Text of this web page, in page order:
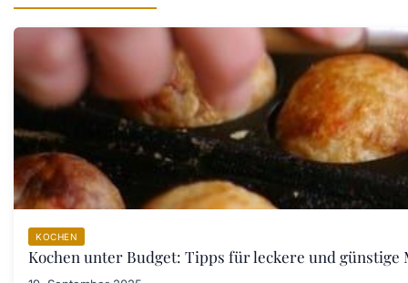
KOCHEN
Kochen unter Budget: Tipps für leckere und günstige